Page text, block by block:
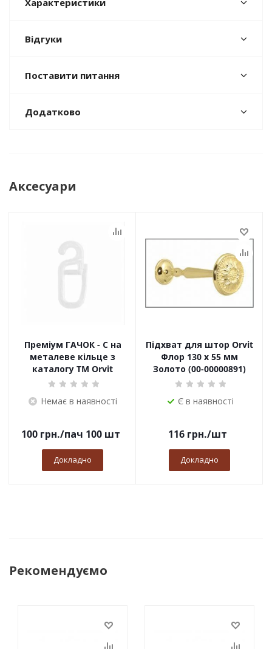
Характеристики
Відгуки
Поставити питання
Додатково
Аксесуари
Преміум ГАЧОК - С на
металеве кільце з
каталогу TM Orvit
Немає в наявності
100грн./пач 100 шт
Докладно
Підхват для штор Orvit
Флор 130 х 55 мм
Золото (00-00000891)
Є в наявності
116грн./шт
Докладно
Рекомендуємо